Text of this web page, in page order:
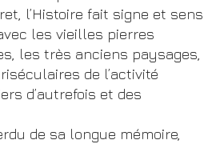
l’Histoire fait signe et sens
les vieilles pierres
les très anciens paysages,
de l’activité
d’autrefois et des
de sa longue mémoire,